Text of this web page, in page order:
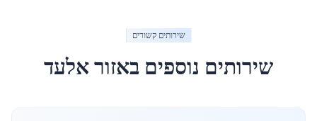
שירותים קשורים
שירותים נוספים באזוראלעד